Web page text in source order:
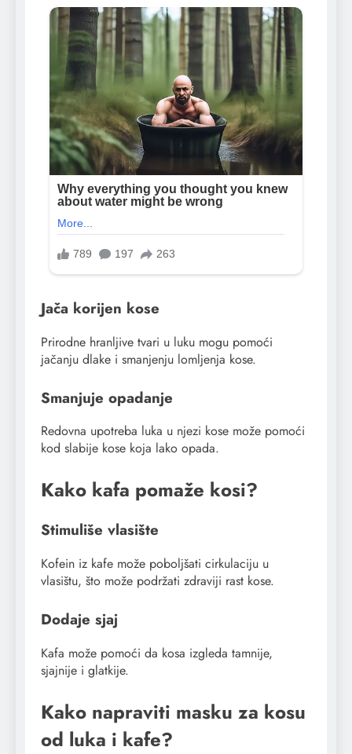
Jača korijen kose
Prirodne hranljive tvari u luku mogu pomoći
jačanju dlake i smanjenju lomljenja kose.
Smanjuje opadanje
Redovna upotreba luka u njezi kose može pomoći
kod slabije kose koja lako opada.
Kako kafa pomaže kosi?
Stimuliše vlasište
Kofein iz kafe može poboljšati cirkulaciju u
vlasištu, što može podržati zdraviji rast kose.
Dodaje sjaj
Kafa može pomoći da kosa izgleda tamnije,
sjajnije i glatkije.
Kako napraviti masku za kosu
od luka i kafe?